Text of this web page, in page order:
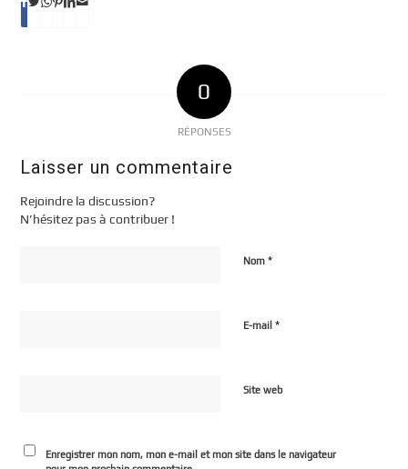
0
RÉPONSES
Laisser un commentaire
Rejoindre la discussion?
N’hésitez pas à contribuer !
Nom*
E-mail*
Site web
Enregistrer mon nom, mon e-mail et mon site dans le navigateur